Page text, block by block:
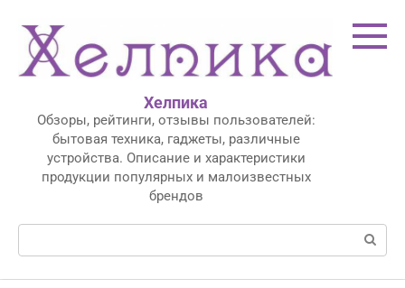
контенту
Хелпика
Обзоры, рейтинги, отзывы пользователей:
бытовая техника, гаджеты, различные
устройства. Описание и характеристики
продукции популярных и малоизвестных
брендов
Поиск: